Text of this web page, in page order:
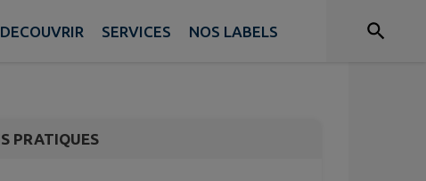
DECOUVRIR SERVICES NOS LABELS
PRATIQUES